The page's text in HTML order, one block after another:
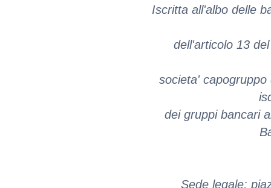
Iscritta all'albo delle
dell'articolo 13
societa'
dei gruppi bancari
Sede legale: